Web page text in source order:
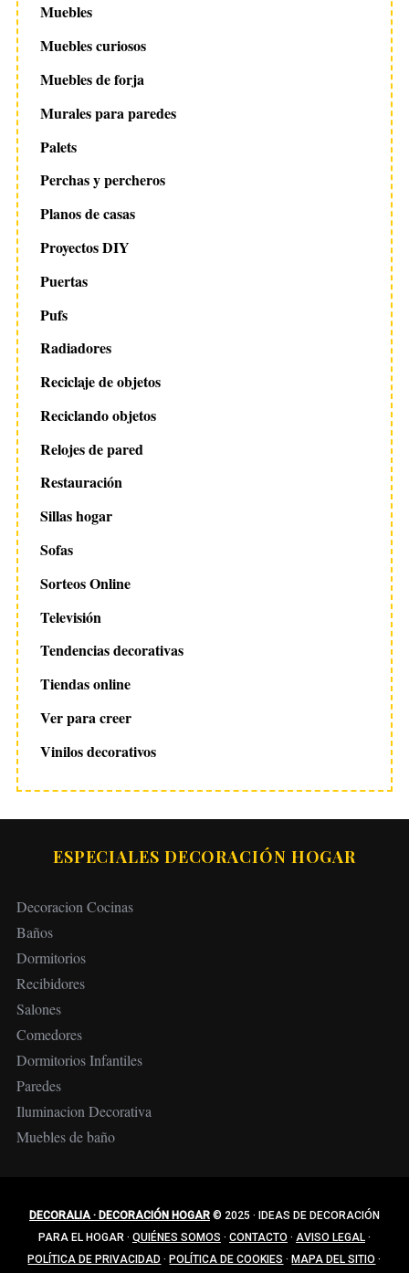
Muebles
Muebles curiosos
Muebles de forja
Murales para paredes
Palets
Perchas y percheros
Planos de casas
Proyectos DIY
Puertas
Pufs
Radiadores
Reciclaje de objetos
Reciclando objetos
Relojes de pared
Restauración
Sillas hogar
Sofas
Sorteos Online
Televisión
Tendencias decorativas
Tiendas online
Ver para creer
Vinilos decorativos
ESPECIALES DECORACIÓN HOGAR
Decoracion Cocinas
Baños
Dormitorios
Recibidores
Salones
Comedores
Dormitorios Infantiles
Paredes
Iluminacion Decorativa
Muebles de baño
DECORALIA · DECORACIÓN HOGAR© 2025 ·
IDEAS DE DECORACIÓN
PARA EL HOGAR · QUIÉNES SOMOS · CONTACTO · AVISO LEGAL ·
POLÍTICA DE PRIVACIDAD · POLÍTICA DE COOKIES · MAPA DEL SITIO ·